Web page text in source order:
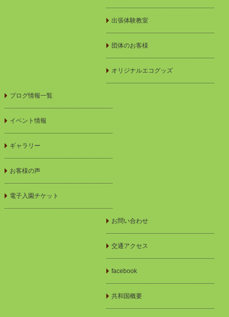
出張体験教室
団体のお客様
オリジナルエコグッズ
ブログ情報一覧
イベント情報
ギャラリー
お客様の声
電子入園チケット
お問い合わせ
交通アクセス
facebook
共和国概要